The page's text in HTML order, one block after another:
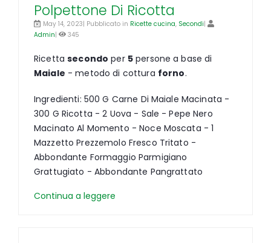
Polpettone Di Ricotta
May 14, 2023| Pubblicato in Ricette cucina, Secondi|
Admin| 345
Ricettasecondo per 5persone a base di
Maiale - metodo di cottura forno.
Ingredienti: 500 G Carne Di Maiale Macinata -
300 G Ricotta - 2 Uova - Sale - Pepe Nero
Macinato Al Momento - Noce Moscata - 1
Mazzetto Prezzemolo Fresco Tritato -
Abbondante Formaggio Parmigiano
Grattugiato - Abbondante Pangrattato
Continua a leggere